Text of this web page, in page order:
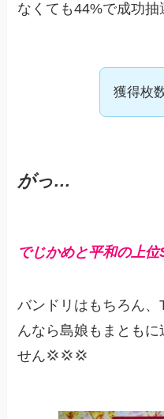
なくても44%で成功抽
獲得枚
がっ…
でじかめと平和の上位
バンドリはもちろん
んなら島娘もまとも
せん💢💢💢